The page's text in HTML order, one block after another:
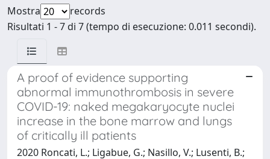
Mostra
records
Risultati 1 - 7 di 7 (tempo di esecuzione: 0.011 secondi).
A proof of evidence supporting
abnormal immunothrombosis in severe
COVID-19: naked megakaryocyte nuclei
increase in the bone marrow and lungs
of critically ill patients
2020 Roncati, L.; Ligabue, G.; Nasillo, V.; Lusenti, B.;